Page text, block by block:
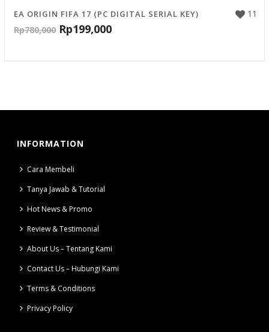
11
EA ORIGIN FIFA 17 (PC DIGITAL SERIAL KEY)
Rp780,000 Rp199,000
INFORMATION
Cara Membeli
Tanya Jawab & Tutorial
Hot News & Promo
Review & Testimonial
About Us – Tentang Kami
Contact Us – Hubungi Kami
Terms & Conditions
Privacy Policy